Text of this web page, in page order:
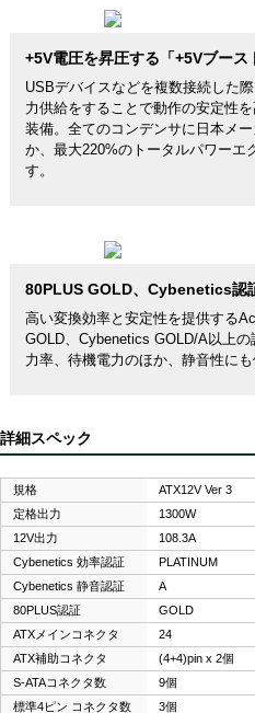
+5V電圧を昇圧する「+5Vブース
USBデバイスなどを複数接続した
力供給をすることで動作の安定性
装備。全てのコンデンサに日本メ
か、最大220%のトータルパワーエ
す。
80PLUS GOLD、Cybenetics認
高い変換効率と安定性を提供する
GOLD、Cybenetics GOLD/A以上
力率、待機電力のほか、静音性にも
詳細スペック
規格
ATX12V Ver 3
定格出力
1300W
12V出力
108.3A
Cybenetics 効率認証
PLATINUM
Cybenetics 静音認証
A
80PLUS認証
GOLD
ATXメインコネクタ
24
ATX補助コネクタ
(4+4)pin x 2個
S-ATAコネクタ数
9個
標準4ピン コネクタ数
3個